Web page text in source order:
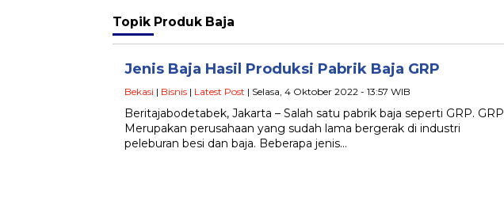
Topik Produk Baja
Jenis Baja Hasil Produksi Pabrik Baja GRP
Bekasi | Bisnis | Latest Post | Selasa, 4 Oktober 2022 - 13:57 WIB
Beritajabodetabek, Jakarta – Salah satu pabrik baja seperti GRP. GRP
Merupakan perusahaan yang sudah lama bergerak di industri
peleburan besi dan baja. Beberapa jenis…